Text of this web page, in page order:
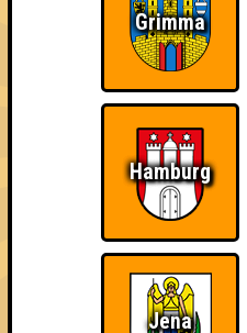
Quizveteran
Wir sind
Grimma
Hamburg
Jena